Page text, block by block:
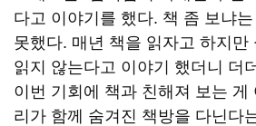
다고 이야기를 했다. 책 좀 보냐
못했다. 매년 책을 읽자고 하지만
읽지 않는다고 이야기 했더니 더
이번 기회에 책과 친해져 보는 게
리가 함께 숨겨진 책방을 다닌다